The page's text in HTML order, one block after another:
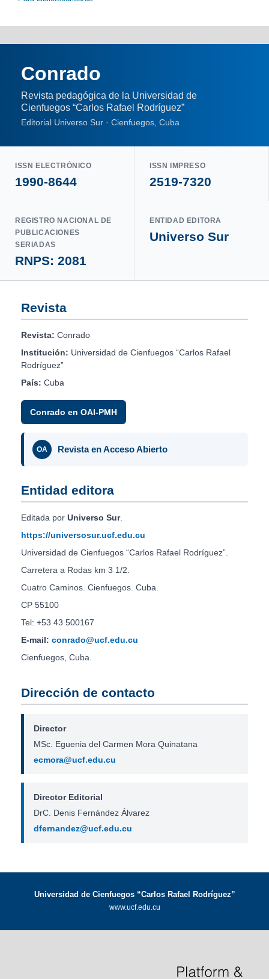
Conrado
Revista pedagógica de la Universidad de
Cienfuegos “Carlos Rafael Rodríguez”
Editorial Universo Sur · Cienfuegos, Cuba
ISSN ELECTRÓNICO
1990-8644
ISSN IMPRESO
2519-7320
REGISTRO NACIONAL DE
PUBLICACIONES
SERIADAS
RNPS: 2081
ENTIDAD EDITORA
Universo Sur
Revista
Revista: Conrado
Institución: Universidad de Cienfuegos “Carlos Rafael
Rodríguez”
País: Cuba
Conrado en OAI-PMH
OA Revista en Acceso Abierto
Entidad editora
Editada por Universo Sur.
https://universosur.ucf.edu.cu
Universidad de Cienfuegos “Carlos Rafael Rodríguez”.
Carretera a Rodas km 3 1/2.
Cuatro Caminos. Cienfuegos. Cuba.
CP 55100
Tel: +53 43 500167
E-mail: conrado@ucf.edu.cu
Cienfuegos, Cuba.
Dirección de contacto
Director
MSc. Eguenia del Carmen Mora Quinatana
ecmora@ucf.edu.cu
Director Editorial
DrC. Denis Fernández Álvarez
dfernandez@ucf.edu.cu
Universidad de Cienfuegos “Carlos Rafael Rodríguez”
www.ucf.edu.cu